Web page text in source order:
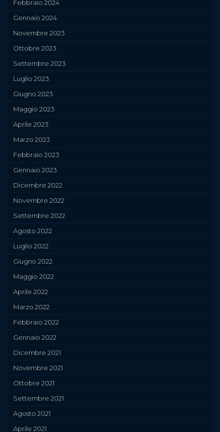
Febbraio 2024
Gennaio 2024
Novembre 2023
Ottobre 2023
Settembre 2023
Luglio 2023
Giugno 2023
Maggio 2023
Aprile 2023
Marzo 2023
Febbraio 2023
Gennaio 2023
Dicembre 2022
Novembre 2022
Settembre 2022
Agosto 2022
Luglio 2022
Giugno 2022
Maggio 2022
Aprile 2022
Marzo 2022
Febbraio 2022
Gennaio 2022
Dicembre 2021
Novembre 2021
Ottobre 2021
Settembre 2021
Agosto 2021
Aprile 2021